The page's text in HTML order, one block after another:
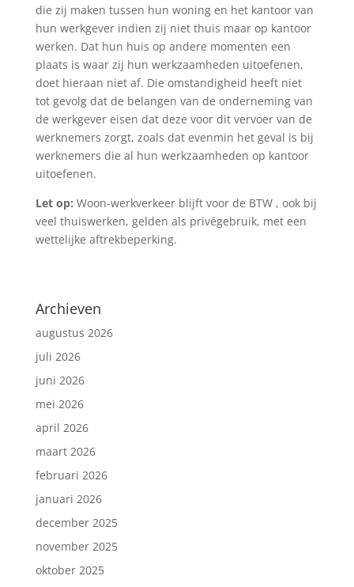
die zij maken tussen hun woning en het kantoor van
hun werkgever indien zij niet thuis maar op kantoor
werken. Dat hun huis op andere momenten een
plaats is waar zij hun werkzaamheden uitoefenen,
doet hieraan niet af. Die omstandigheid heeft niet
tot gevolg dat de belangen van de onderneming van
de werkgever eisen dat deze voor dit vervoer van de
werknemers zorgt, zoals dat evenmin het geval is bij
werknemers die al hun werkzaamheden op kantoor
uitoefenen.
Let op: Woon-werkverkeer blijft voor de BTW , ook bij
veel thuiswerken, gelden als privégebruik, met een
wettelijke aftrekbeperking.
Archieven
augustus 2026
juli 2026
juni 2026
mei 2026
april 2026
maart 2026
februari 2026
januari 2026
december 2025
november 2025
oktober 2025